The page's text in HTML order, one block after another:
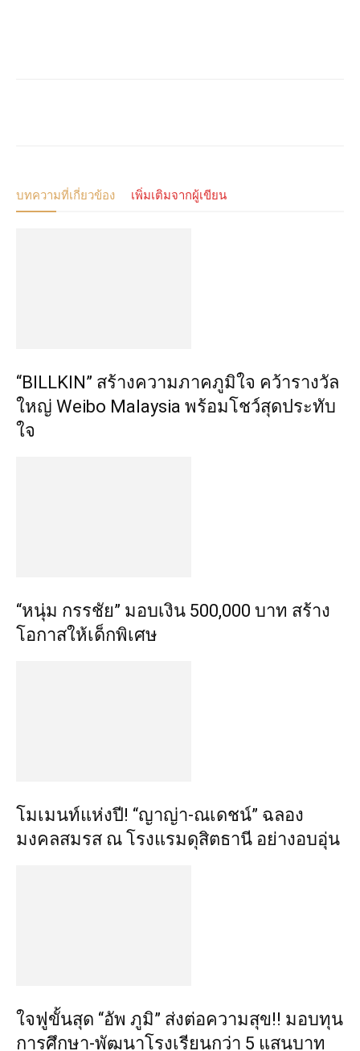
บทความที่เกี่ยวข้อง เพิ่มเติมจากผู้เขียน
“BILLKIN” สร้างความภาคภูมิใจ คว้ารางวัล
ใหญ่ Weibo Malaysia พร้อมโชว์สุดประทับ
ใจ
“หนุ่ม กรรชัย” มอบเงิน 500,000 บาท สร้าง
โอกาสให้เด็กพิเศษ
โมเมนท์แห่งปี! “ญาญ่า-ณเดชน์” ฉลอง
มงคลสมรส ณ โรงแรมดุสิตธานี อย่างอบอุ่น
ใจฟูขั้นสุด “อัพ ภูมิ” ส่งต่อความสุข!! มอบทุน
การศึกษา-พัฒนาโรงเรียนกว่า 5 แสนบาท